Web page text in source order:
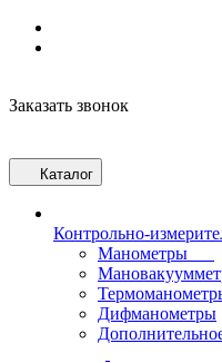
Заказать звонок
Каталог
Контрольно-
Манометры
Дифманометры